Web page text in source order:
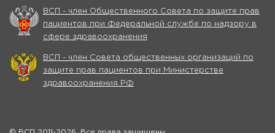
ВСП - член Общественного Совета по защите прав
пациентов при Федеральной службе по надзору в
сфере здравоохранения
ВСП - член Совета общественных организаций по
защите прав пациентов при Министерстве
здравоохранения РФ